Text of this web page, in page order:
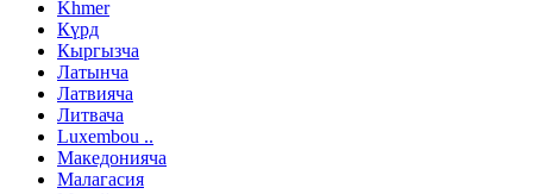
Khmer
Күрд
Кыргызча
Латынча
Латвияча
Литвача
Luxembou ..
Македонияча
Малагасия